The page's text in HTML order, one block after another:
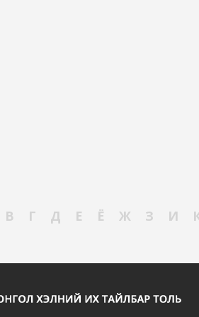
В Г Д Е Ё Ж З И